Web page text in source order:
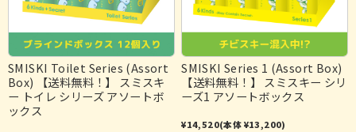
SMISKI Toilet Series (Assort
Box) 【送料無料！】 スミスキ
ー トイレ シリーズ アソートボ
ックス
SMISKI Series 1 (Assort Box)
【送料無料！】 スミスキー シリ
ーズ1 アソートボックス
¥14,520(本体 ¥13,200)